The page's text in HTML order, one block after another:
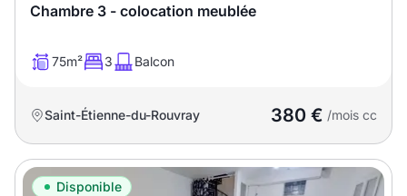
Chambre 3 - colocation meublée
75m² 3 Balcon
Saint-Étienne-du-Rouvray 380 € /mois cc
Disponible